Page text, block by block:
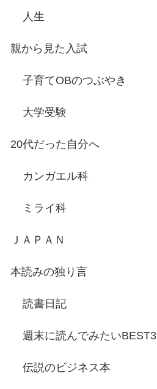
人生
親から見た入試
子育てOBのつぶやき
大学受験
20代だった自分へ
カンガエル科
ミライ科
ＪＡＰＡＮ
本読みの独り言
読書日記
週末に読んでみたいBEST3
伝説のビジネス本